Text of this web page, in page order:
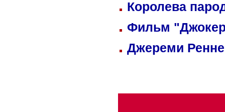
Королева
Фильм
Джереми